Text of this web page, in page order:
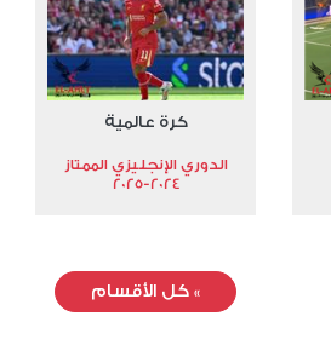
كرة عالمية
الدوري الإنجليزي الممتاز
2024-2025
»كل الأقسام